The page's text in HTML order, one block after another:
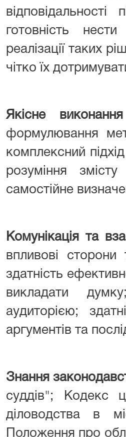
готовність
реалізації таких
чітко їх
Якісне
формулювання
комплексний
розуміння
самостійне
Комунікація та
впливові сторони
здатність
викладати
аудиторією;
аргументів та
Знання
суддів"; Кодекс
діловодства в
Положення про